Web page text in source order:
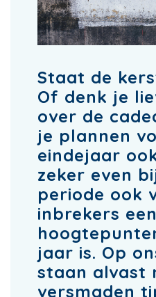
Staat de
Of denk je
over de
je plannen
eindejaar
zeker even
periode ook
inbrekers
jaar is. Op
staan alvast
versmaden